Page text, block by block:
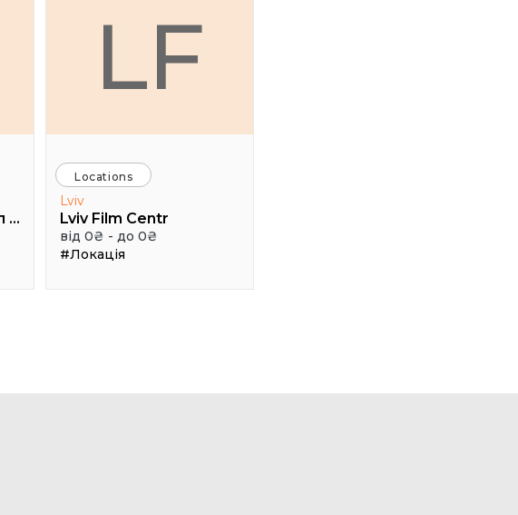
Конференційний зал УКУ
LF
Locations
Lviv
Lviv Film Centr
від 0₴ - до 0₴
#Локація